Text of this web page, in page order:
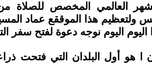
العالمي المخصص للصلاة
ولتعظيم هذا الموققع عماد
اليوم نوجه دعوة لفتح سفر
ا هو أول البلدان التي فتحت